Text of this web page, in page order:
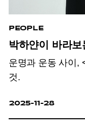
PEOPLE
박하얀이 바라보
운명과 운동 사이,
것.
2025-11-28